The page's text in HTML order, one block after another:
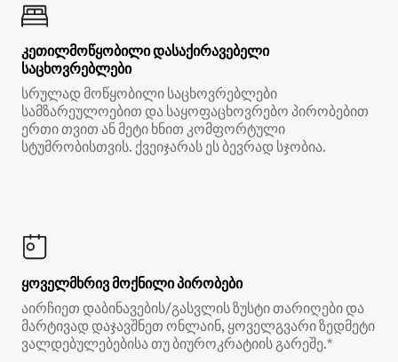
კეთილმოწყობილი დასაქირავებელი
საცხოვრებლები
სრულად მოწყობილი საცხოვრებლები
სამზარეულოებით და საყოფაცხოვრებო პირობებით
ერთი თვით ან მეტი ხნით კომფორტული
სტუმრობისთვის. ქვეიჯარას ეს ბევრად სჯობია.
ყოველმხრივ მოქნილი პირობები
აირჩიეთ დაბინავების/გასვლის ზუსტი თარიღები და
მარტივად დაჯავშნეთ ონლაინ, ყოველგვარი ზედმეტი
ვალდებულებებისა თუ ბიუროკრატიის გარეშე.*